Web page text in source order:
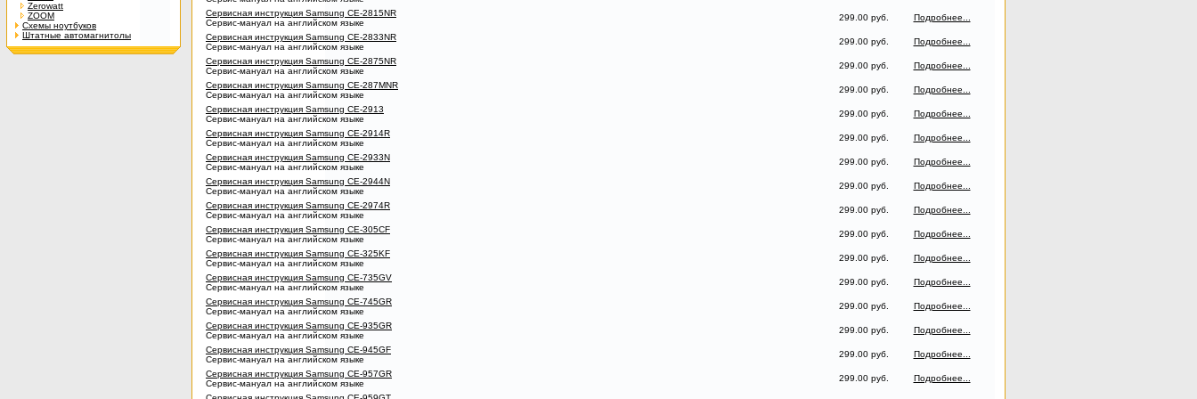
Zerowatt
ZOOM
Схемы ноутбуков
Штатные автомагнитолы
Сервисная инструкция Samsung CE-2815NR
Сервис-мануал на английском языке
299.00 руб.
Подробнее...
Сервисная инструкция Samsung CE-2833NR
Сервис-мануал на английском языке
299.00 руб.
Подробнее...
Сервисная инструкция Samsung CE-2875NR
Сервис-мануал на английском языке
299.00 руб.
Подробнее...
Сервисная инструкция Samsung CE-287MNR
Сервис-мануал на английском языке
299.00 руб.
Подробнее...
Сервисная инструкция Samsung CE-2913
Сервис-мануал на английском языке
299.00 руб.
Подробнее...
Сервисная инструкция Samsung CE-2914R
Сервис-мануал на английском языке
299.00 руб.
Подробнее...
Сервисная инструкция Samsung CE-2933N
Сервис-мануал на английском языке
299.00 руб.
Подробнее...
Сервисная инструкция Samsung CE-2944N
Сервис-мануал на английском языке
299.00 руб.
Подробнее...
Сервисная инструкция Samsung CE-2974R
Сервис-мануал на английском языке
299.00 руб.
Подробнее...
Сервисная инструкция Samsung CE-305CF
Сервис-мануал на английском языке
299.00 руб.
Подробнее...
Сервисная инструкция Samsung CE-325KF
Сервис-мануал на английском языке
299.00 руб.
Подробнее...
Сервисная инструкция Samsung CE-735GV
Сервис-мануал на английском языке
299.00 руб.
Подробнее...
Сервисная инструкция Samsung CE-745GR
Сервис-мануал на английском языке
299.00 руб.
Подробнее...
Сервисная инструкция Samsung CE-935GR
Сервис-мануал на английском языке
299.00 руб.
Подробнее...
Сервисная инструкция Samsung CE-945GF
Сервис-мануал на английском языке
299.00 руб.
Подробнее...
Сервисная инструкция Samsung CE-957GR
Сервис-мануал на английском языке
299.00 руб.
Подробнее...